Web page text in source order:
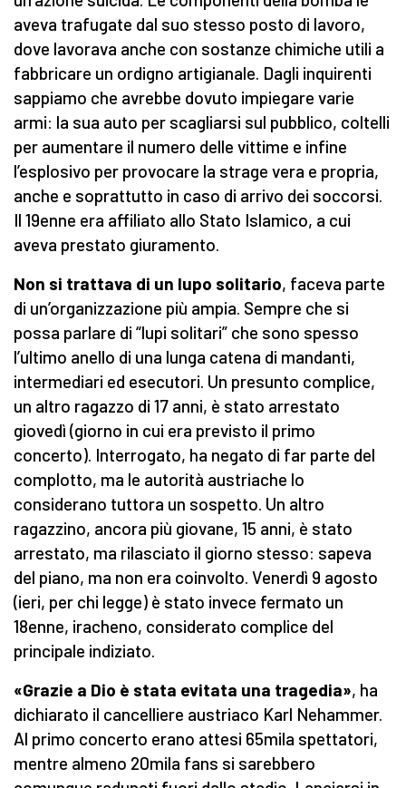
aveva trafugate dal suo stesso posto di lavoro,
dove lavorava anche con sostanze chimiche utili a
fabbricare un ordigno artigianale. Dagli inquirenti
sappiamo che avrebbe dovuto impiegare varie
armi: la sua auto per scagliarsi sul pubblico, coltelli
per aumentare il numero delle vittime e infine
l’esplosivo per provocare la strage vera e propria,
anche e soprattutto in caso di arrivo dei soccorsi.
Il 19enne era affiliato allo Stato Islamico, a cui
aveva prestato giuramento.
Non si trattava di un lupo solitario, faceva parte
di un’organizzazione più ampia. Sempre che si
possa parlare di “lupi solitari” che sono spesso
l’ultimo anello di una lunga catena di mandanti,
intermediari ed esecutori. Un presunto complice,
un altro ragazzo di 17 anni, è stato arrestato
giovedì (giorno in cui era previsto il primo
concerto). Interrogato, ha negato di far parte del
complotto, ma le autorità austriache lo
considerano tuttora un sospetto. Un altro
ragazzino, ancora più giovane, 15 anni, è stato
arrestato, ma rilasciato il giorno stesso: sapeva
del piano, ma non era coinvolto. Venerdì 9 agosto
(ieri, per chi legge) è stato invece fermato un
18enne, iracheno, considerato complice del
principale indiziato.
«Grazie a Dio è stata evitata una tragedia», ha
dichiarato il cancelliere austriaco Karl Nehammer.
Al primo concerto erano attesi 65mila spettatori,
mentre almeno 20mila fans si sarebbero